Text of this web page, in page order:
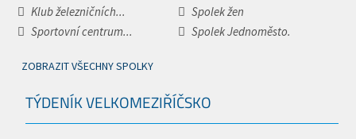
Klub železničních...
Spolek žen
Sportovní centrum...
Spolek Jednoměsto.
ZOBRAZIT VŠECHNY SPOLKY
TÝDENÍK VELKOMEZIŘÍČSKO